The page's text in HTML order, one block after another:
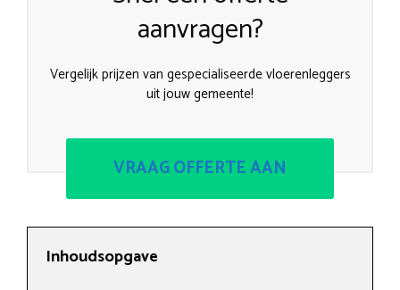
aanvragen?
Vergelijk prijzen van gespecialiseerde vloerenleggers
uit jouw gemeente!
VRAAG OFFERTE AAN
Inhoudsopgave